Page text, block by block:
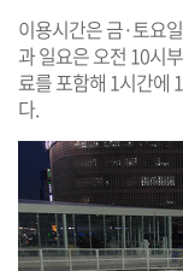
이용시간은 금·토요
과 일요은 오전 10시
료를 포함해 1시간에
다.